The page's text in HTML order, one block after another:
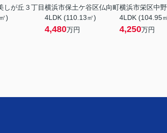
しが丘３丁目
)
横浜市保土ケ谷区仏向町
4LDK (110.13㎡)
4,480万円
横浜市栄区中
4LDK (104.95
4,250万円